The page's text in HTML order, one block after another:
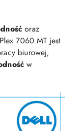
oraz
7060 MT jest
biurowej,
w